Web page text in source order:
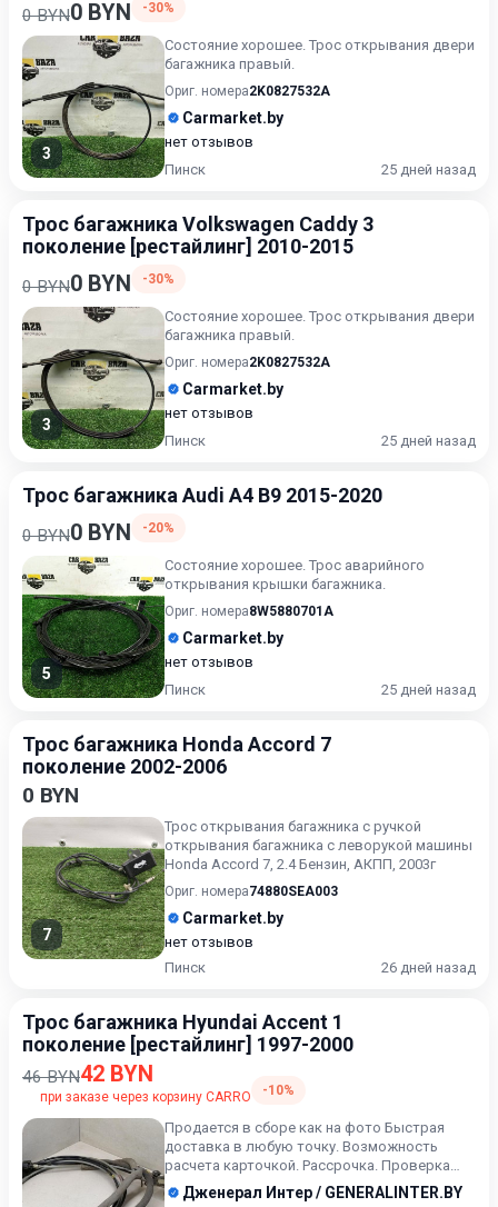
0 BYN0 BYN -30%
3
Состояние хорошее. Трос открывания двери
багажника правый.
Ориг. номера2K0827532A
Carmarket.by
нет отзывов
Пинск
25 дней назад
Трос багажника Volkswagen Caddy 3
поколение [рестайлинг] 2010-2015
0 BYN0 BYN -30%
3
Состояние хорошее. Трос открывания двери
багажника правый.
Ориг. номера2K0827532A
Carmarket.by
нет отзывов
Пинск
25 дней назад
Трос багажника Audi A4 B9 2015-2020
0 BYN0 BYN -20%
5
Состояние хорошее. Трос аварийного
открывания крышки багажника.
Ориг. номера8W5880701A
Carmarket.by
нет отзывов
Пинск
25 дней назад
Трос багажника Honda Accord 7
поколение 2002-2006
0 BYN
7
Трос открывания багажника с ручкой
открывания багажника с леворукой машины
Honda Accord 7, 2.4 Бензин, АКПП, 2003г
Ориг. номера74880SEA003
Carmarket.by
нет отзывов
Пинск
26 дней назад
Трос багажника Hyundai Accent 1
поколение [рестайлинг] 1997-2000
46 BYN42 BYN
при заказе через корзину CARRO -10%
Продается в сборе как на фото Быстрая
доставка в любую точку. Возможность
расчета карточкой. Рассрочка. Проверка
качества. Оставляйте сообще...
Дженерал Интер / GENERALINTER.BY